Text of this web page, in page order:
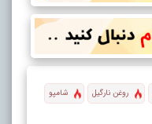
روغن نارگیل
شامپو